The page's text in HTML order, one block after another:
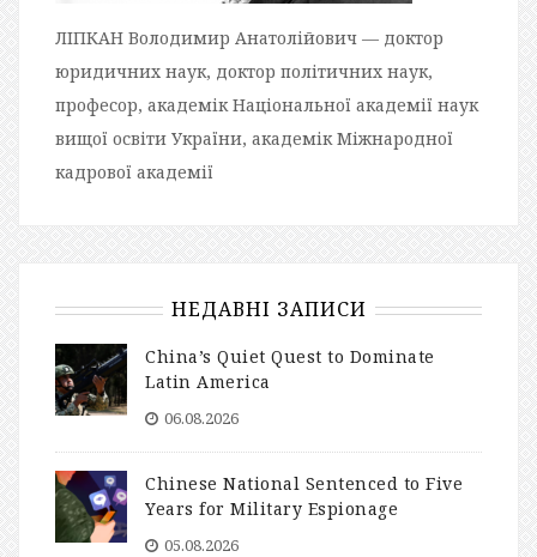
ЛІПКАН Володимир Анатолійович — доктор
юридичних наук, доктор політичних наук,
професор, академік Національної академії наук
вищої освіти України, академік Міжнародної
кадрової академії
НЕДАВНІ ЗАПИСИ
China’s Quiet Quest to Dominate
Latin America
06.08.2026
Chinese National Sentenced to Five
Years for Military Espionage
05.08.2026